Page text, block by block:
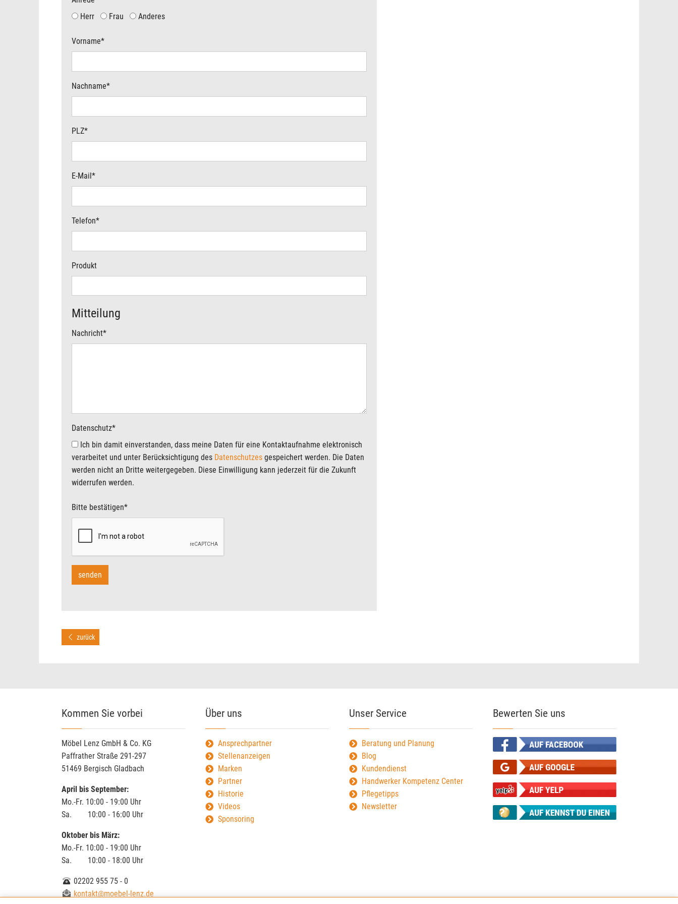
Herr
Frau Anderes
Vorname*
Nachname*
PLZ*
E-Mail*
Telefon*
Produkt
Mitteilung
Nachricht*
Datenschutz*
verarbeitet und unter Berücksichtigung des Datenschutzes gespeichert werden. Die Daten
werden nicht an Dritte weitergegeben. Diese Einwilligung kann jederzeit für die Zukunft
widerrufen werden.
Bitte bestätigen*
zurück
Kommen Sie vorbei
Möbel Lenz GmbH & Co. KG
Paffrather Straße 291-297
51469 Bergisch Gladbach
April bis September:
Mo.-Fr. 10:00 - 19:00 Uhr
Sa. 10:00 - 16:00 Uhr
Oktober bis März:
Mo.-Fr. 10:00 - 19:00 Uhr
Sa. 10:00 - 18:00 Uhr
02202 955 75 - 0
kontakt@moebel-lenz.de
Über uns
Ansprechpartner
Stellenanzeigen
Marken
Partner
Historie
Videos
Sponsoring
Unser Service
Beratung und Planung
Blog
Kundendienst
Handwerker Kompetenz Center
Pflegetipps
Newsletter
Bewerten Sie uns